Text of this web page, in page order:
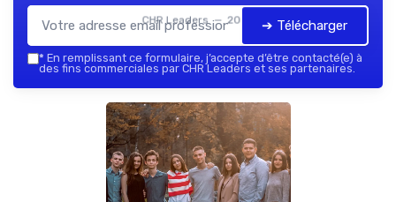
CHR Leaders — 2026 ➔ Télécharger
* En remplissant ce formulaire, j’accepte d’être contacté(e) à
des fins commerciales par CHR Leaders et ses partenaires.